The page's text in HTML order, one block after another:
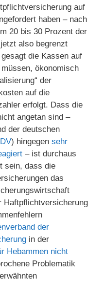
auf
haben – nach
20 bis 30 Prozent der
also begrenzt
die Kassen auf
ökonomisch
der
auf die
erfolgt. Dass die
angetan sind –
der deutschen
) hingegen sehr
– ist durchaus
sein, dass die
das
Haftpflichtversicherung
der
in der
Hebammen nicht
Problematik